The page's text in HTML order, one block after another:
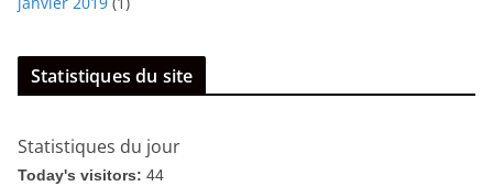
Statistiques du site
Statistiques du jour
Today's visitors: 44